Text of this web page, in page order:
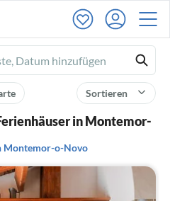
Sortieren
in Montemor-
Montemor-o-Novo